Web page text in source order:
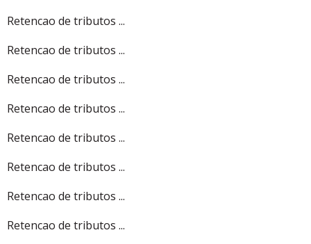
Retencao de tributos ...
Retencao de tributos ...
Retencao de tributos ...
Retencao de tributos ...
Retencao de tributos ...
Retencao de tributos ...
Retencao de tributos ...
Retencao de tributos ...